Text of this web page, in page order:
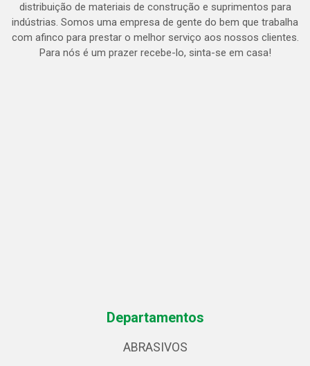
distribuição de materiais de construção e suprimentos para
indústrias. Somos uma empresa de gente do bem que trabalha
com afinco para prestar o melhor serviço aos nossos clientes.
Para nós é um prazer recebe-lo, sinta-se em casa!
Departamentos
ABRASIVOS